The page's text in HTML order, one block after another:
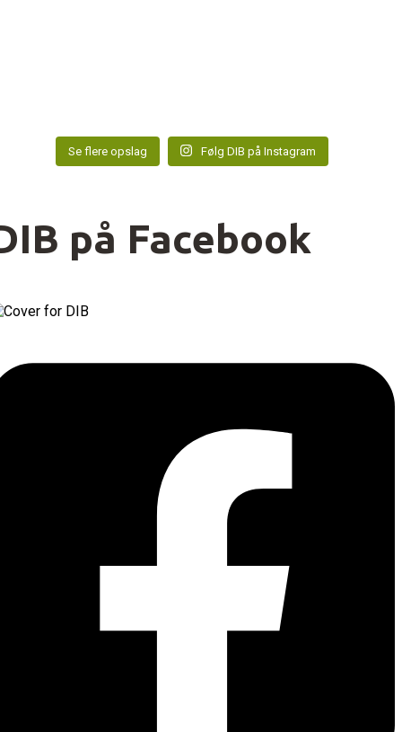
Se flere opslag Følg DIB på Instagram
på Facebook